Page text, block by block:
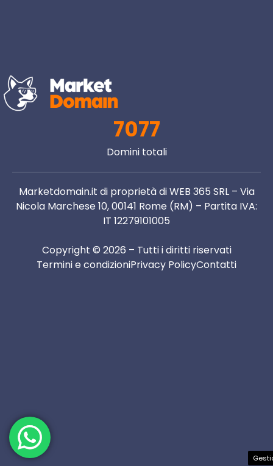
7077
Domini totali
Marketdomain.it di proprietà di WEB 365 SRL – Via
Nicola Marchese 10, 00141 Rome (RM) – Partita IVA:
IT 12279101005
Copyright © 2026 – Tutti i diritti riservati
Termini e condizioniPrivacy PolicyContatti